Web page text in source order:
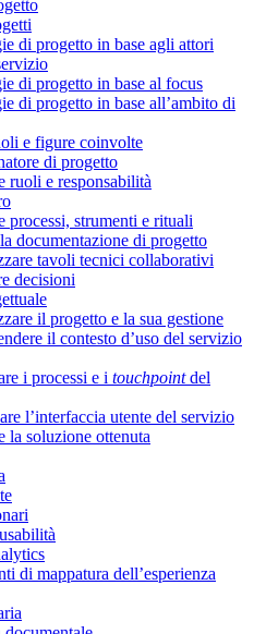
di progetto in base agli attori
di progetto in base al focus
di progetto in base all’ambito di
e figure coinvolte
di progetto
ruoli e responsabilità
processi, strumenti e rituali
documentazione di progetto
tavoli tecnici collaborativi
decisioni
il progetto e la sua gestione
il contesto d’uso del servizio
i processi e i touchpointdel
l’interfaccia utente del servizio
la soluzione ottenuta
di mappatura dell’esperienza